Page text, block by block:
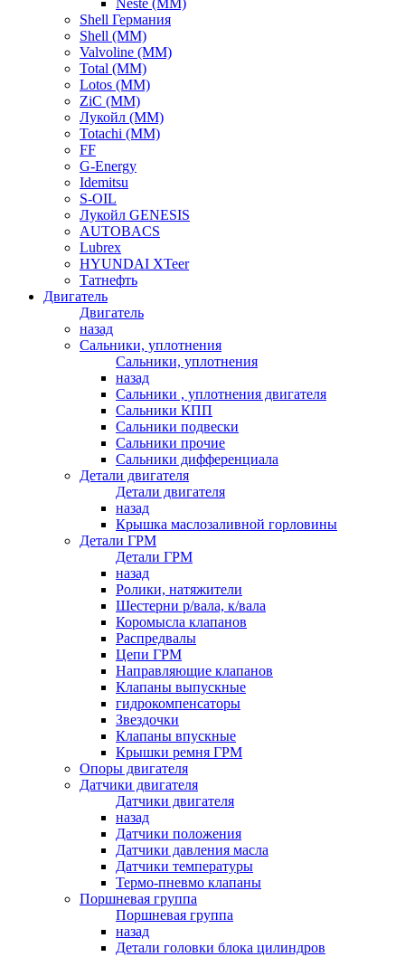
Neste (ММ)
Shell Германия
Shell (ММ)
Valvoline (ММ)
Total (ММ)
Lotos (ММ)
ZiC (ММ)
Лукойл (ММ)
Totachi (MM)
FF
G-Energy
Idemitsu
S-OIL
Лукойл GENESIS
AUTOBACS
Lubrex
HYUNDAI XTeer
Татнефть
Двигатель
Двигатель
назад
Сальники, уплотнения
Сальники, уплотнения
назад
Сальники , уплотнения двигателя
Сальники КПП
Сальники подвески
Сальники прочие
Сальники дифференциала
Детали двигателя
Детали двигателя
назад
Крышка маслозаливной горловины
Детали ГРМ
Детали ГРМ
назад
Ролики, натяжители
Шестерни р/вала, к/вала
Коромысла клапанов
Распредвалы
Цепи ГРМ
Направляющие клапанов
Клапаны выпускные
гидрокомпенсаторы
Звездочки
Клапаны впускные
Крышки ремня ГРМ
Опоры двигателя
Датчики двигателя
Датчики двигателя
назад
Датчики положения
Датчики давления масла
Датчики температуры
Термо-пневмо клапаны
Поршневая группа
Поршневая группа
назад
Детали головки блока цилиндров